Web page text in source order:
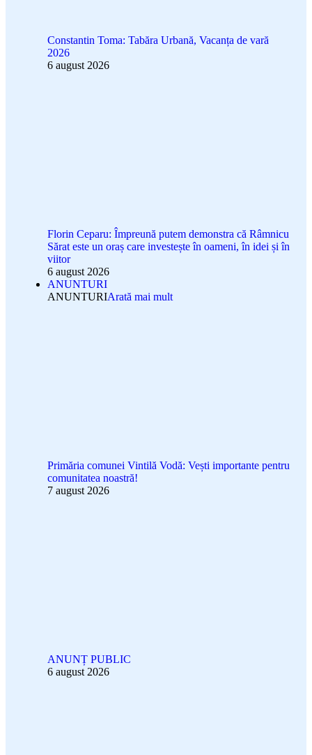
Constantin Toma: Tabăra Urbană, Vacanța de vară
2026
6 august 2026
Florin Ceparu: Împreună putem demonstra că Râmnicu
Sărat este un oraș care investește în oameni, în idei și în
viitor
6 august 2026
ANUNTURI
ANUNTURIArată mai mult
Primăria comunei Vintilă Vodă: Vești importante pentru
comunitatea noastră!
7 august 2026
ANUNȚ PUBLIC
6 august 2026